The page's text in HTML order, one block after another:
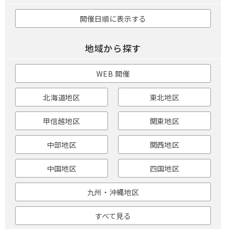
開催日順に表示する
地域から探す
WEB 開催
北海道地区 東北地区
甲信越地区 関東地区
中部地区 関西地区
中国地区 四国地区
九州・沖縄地区
すべて見る